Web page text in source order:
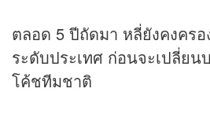
ตลอด 5 ปีถัดมา หลี่ยังคงคร
ระดับประเทศ ก่อนจะเปลี่ย
โค้ชทีมชาติ